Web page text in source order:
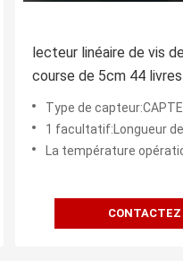
lecteur linéaire de vis
course de 5cm 44
12V/24V/36V/48V
Type de capteur:CAPTEUR
1 facultatif:Longueur
La température opérationnelle:-
CONTACTEZ